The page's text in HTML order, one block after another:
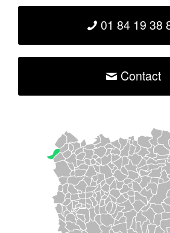
01 84 19 38
Contact